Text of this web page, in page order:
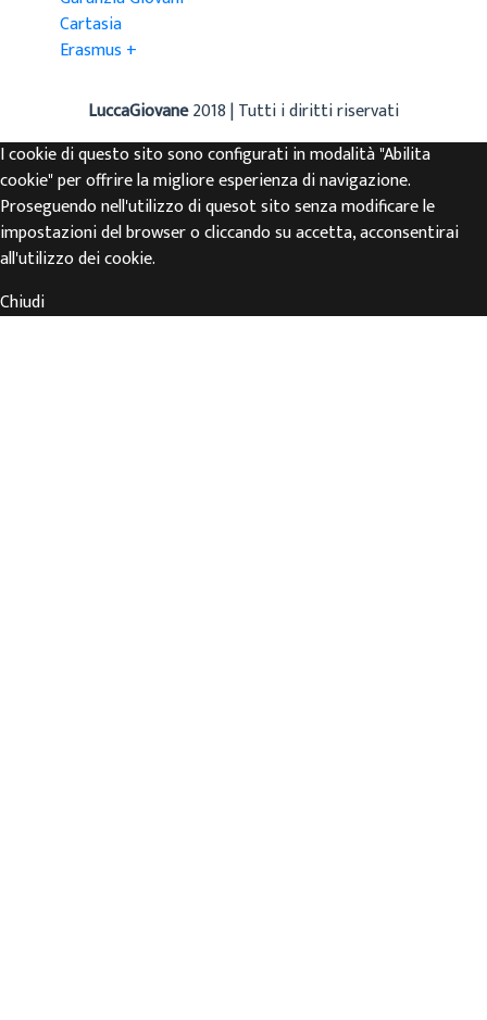
Cartasia
Erasmus +
LuccaGiovane2018 | Tutti i diritti riservati
I cookie di questo sito sono configurati in modalità "Abilita
cookie" per offrire la migliore esperienza di navigazione.
Proseguendo nell'utilizzo di quesot sito senza modificare le
impostazioni del browser o cliccando su accetta, acconsentirai
all'utilizzo dei cookie.
Chiudi